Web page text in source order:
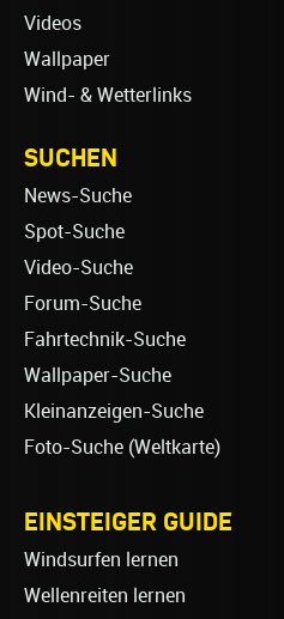
Videos
Wallpaper
Wind- & Wetterlinks
SUCHEN
News-Suche
Spot-Suche
Video-Suche
Forum-Suche
Fahrtechnik-Suche
Wallpaper-Suche
Kleinanzeigen-Suche
Foto-Suche (Weltkarte)
EINSTEIGER GUIDE
Windsurfen lernen
Wellenreiten lernen